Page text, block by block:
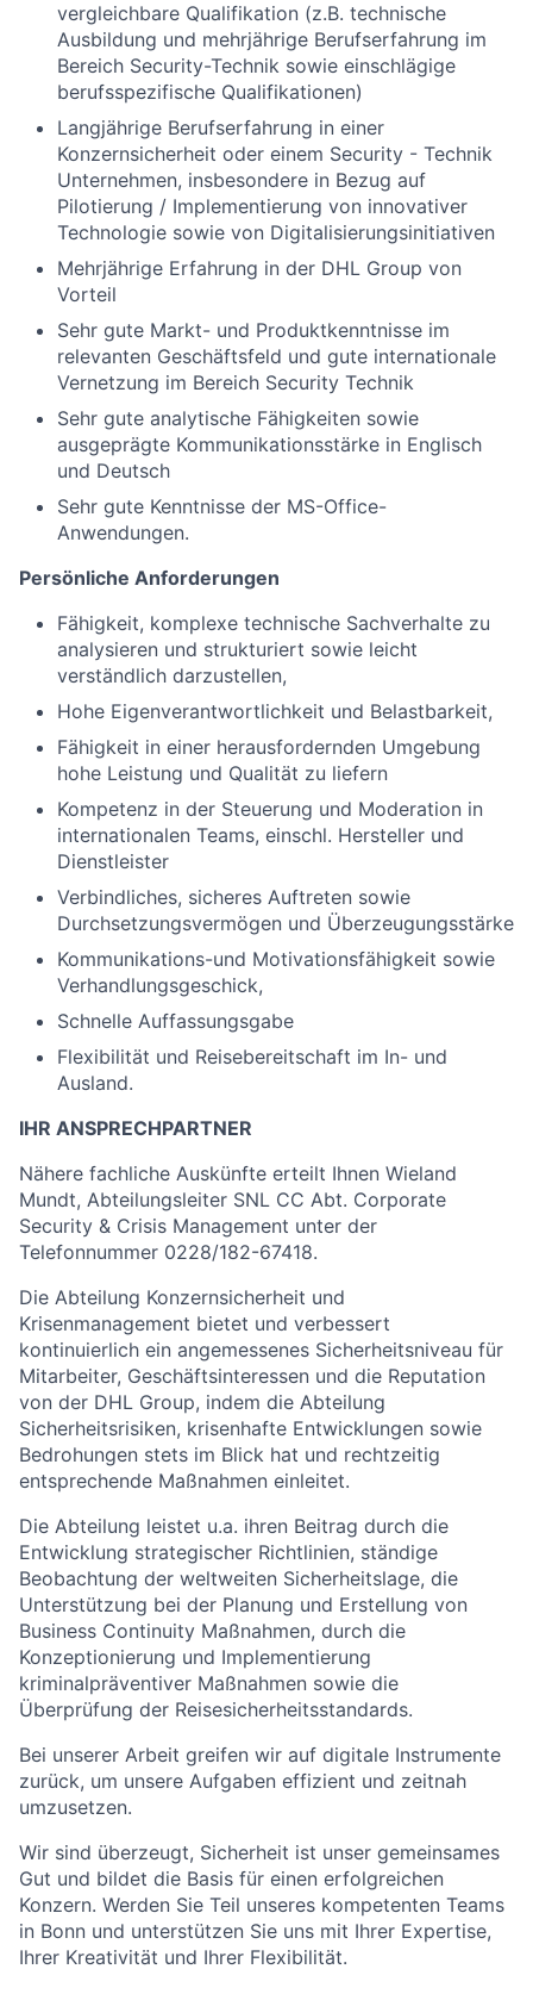
vergleichbare Qualifikation (z.B. technische
Ausbildung und mehrjährige Berufserfahrung im
Bereich Security-Technik sowie einschlägige
berufsspezifische Qualifikationen)
Langjährige Berufserfahrung in einer
Konzernsicherheit oder einem Security - Technik
Unternehmen, insbesondere in Bezug auf
Pilotierung / Implementierung von innovativer
Technologie sowie von Digitalisierungsinitiativen
Mehrjährige Erfahrung in der DHL Group von
Vorteil
Sehr gute Markt- und Produktkenntnisse im
relevanten Geschäftsfeld und gute internationale
Vernetzung im Bereich Security Technik
Sehr gute analytische Fähigkeiten sowie
ausgeprägte Kommunikationsstärke in Englisch
und Deutsch
Sehr gute Kenntnisse der MS-Office-
Anwendungen.
Persönliche Anforderungen
Fähigkeit, komplexe technische Sachverhalte zu
analysieren und strukturiert sowie leicht
verständlich darzustellen,
Hohe Eigenverantwortlichkeit und Belastbarkeit,
Fähigkeit in einer herausfordernden Umgebung
hohe Leistung und Qualität zu liefern
Kompetenz in der Steuerung und Moderation in
internationalen Teams, einschl. Hersteller und
Dienstleister
Verbindliches, sicheres Auftreten sowie
Durchsetzungsvermögen und Überzeugungsstärke
Kommunikations-und Motivationsfähigkeit sowie
Verhandlungsgeschick,
Schnelle Auffassungsgabe
Flexibilität und Reisebereitschaft im In- und
Ausland.
IHR ANSPRECHPARTNER
Nähere fachliche Auskünfte erteilt Ihnen Wieland
Mundt, Abteilungsleiter SNL CC Abt. Corporate
Security & Crisis Management unter der
Telefonnummer 0228/182-67418.
Die Abteilung Konzernsicherheit und
Krisenmanagement bietet und verbessert
kontinuierlich ein angemessenes Sicherheitsniveau für
Mitarbeiter, Geschäftsinteressen und die Reputation
von der DHL Group, indem die Abteilung
Sicherheitsrisiken, krisenhafte Entwicklungen sowie
Bedrohungen stets im Blick hat und rechtzeitig
entsprechende Maßnahmen einleitet.
Die Abteilung leistet u.a. ihren Beitrag durch die
Entwicklung strategischer Richtlinien, ständige
Beobachtung der weltweiten Sicherheitslage, die
Unterstützung bei der Planung und Erstellung von
Business Continuity Maßnahmen, durch die
Konzeptionierung und Implementierung
kriminalpräventiver Maßnahmen sowie die
Überprüfung der Reisesicherheitsstandards.
Bei unserer Arbeit greifen wir auf digitale Instrumente
zurück, um unsere Aufgaben effizient und zeitnah
umzusetzen.
Wir sind überzeugt, Sicherheit ist unser gemeinsames
Gut und bildet die Basis für einen erfolgreichen
Konzern. Werden Sie Teil unseres kompetenten Teams
in Bonn und unterstützen Sie uns mit Ihrer Expertise,
Ihrer Kreativität und Ihrer Flexibilität.